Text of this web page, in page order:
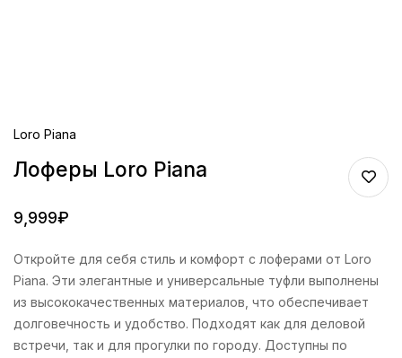
Loro Piana
Лоферы Loro Piana
9,999₽
Откройте для себя стиль и комфорт с лоферами от Loro
Piana. Эти элегантные и универсальные туфли выполнены
из высококачественных материалов, что обеспечивает
долговечность и удобство. Подходят как для деловой
встречи, так и для прогулки по городу. Доступны по